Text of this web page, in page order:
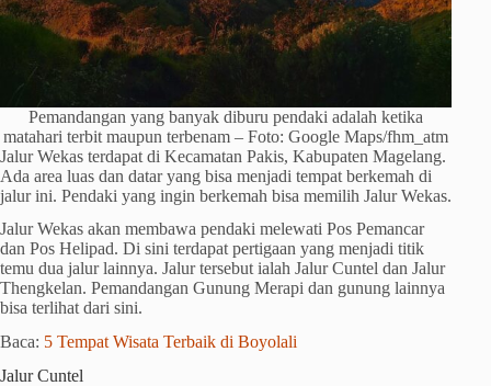
Pemandangan yang banyak diburu pendaki adalah ketika
matahari terbit maupun terbenam – Foto: Google Maps/fhm_atm
Jalur Wekas terdapat di Kecamatan Pakis, Kabupaten Magelang.
Ada area luas dan datar yang bisa menjadi tempat berkemah di
jalur ini. Pendaki yang ingin berkemah bisa memilih Jalur Wekas.
Jalur Wekas akan membawa pendaki melewati Pos Pemancar
dan Pos Helipad. Di sini terdapat pertigaan yang menjadi titik
temu dua jalur lainnya. Jalur tersebut ialah Jalur Cuntel dan Jalur
Thengkelan. Pemandangan Gunung Merapi dan gunung lainnya
bisa terlihat dari sini.
Baca: 5 Tempat Wisata Terbaik di Boyolali
Jalur Cuntel